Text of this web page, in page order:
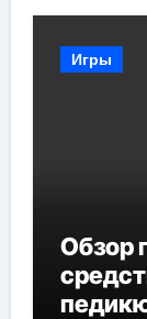
Игры
Обзор